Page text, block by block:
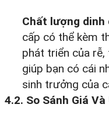
Chất lượng dinh
cấp có thể kèm
phát triển của rễ,
giúp bạn có cái
sinh trưởng của
4.2. So Sánh Giá